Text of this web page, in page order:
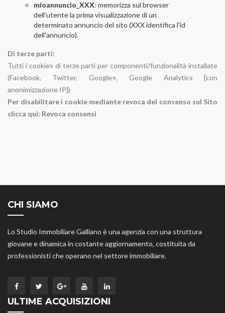
mioannuncio_XXX: memorizza sul browser
dell'utente la prima visualizzazione di un
determinato annuncio del sito (XXX identifica l'id
dell'annuncio).
Di terze parti:
Tutti i cookies di terze parti per componenti/funzionalità installate
(Facebook, Twitter, Google+, Google Analytics [con
anonimizzazione IP])
Per disabilitare i cookie mediante revoca del consenso sul Sito
clicca qui: Revoca consensi
CHI SIAMO
Lo Studio Immobiliare Galliano è una agenzia con una struttura
giovane e dinamica in costante aggiornamento, costituita da
professionisti che operano nel settore immobiliare.
ULTIME ACQUISIZIONI